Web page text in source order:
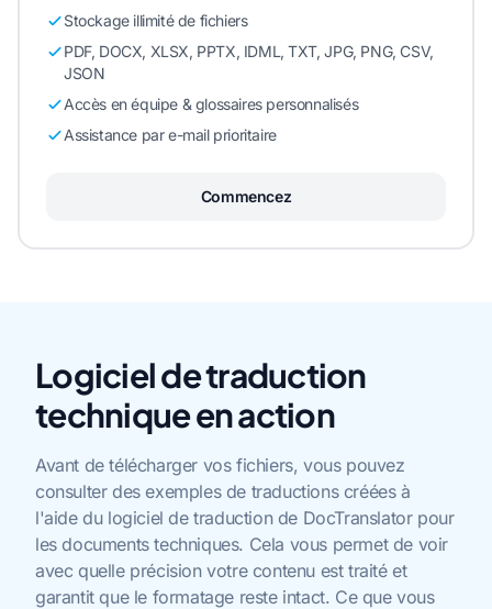
Stockage illimité de fichiers
PDF, DOCX, XLSX, PPTX, IDML, TXT, JPG, PNG, CSV,
JSON
Accès en équipe & glossaires personnalisés
Assistance par e-mail prioritaire
Commencez
Logiciel de traduction
technique en action
Avant de télécharger vos fichiers, vous pouvez
consulter des exemples de traductions créées à
l'aide du logiciel de traduction de DocTranslator pour
les documents techniques. Cela vous permet de voir
avec quelle précision votre contenu est traité et
garantit que le formatage reste intact. Ce que vous